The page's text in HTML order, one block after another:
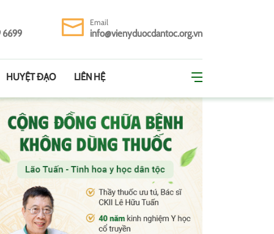
6699
Email
info@vienyduocdantoc.org.vn
HUYỆT ĐẠO LIÊN HỆ